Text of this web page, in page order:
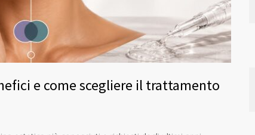
e come scegliere il trattamento